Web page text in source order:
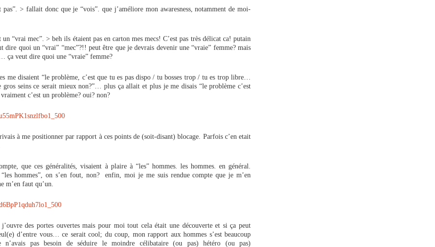
> fallait donc que je “vois”. que j’améliore mon awaresness, notamment de moi-
“vrai mec”. > beh ils étaient pas en carton mes mecs! C’est pas très délicat ca! putain
dire quoi un “vrai” “mec”?!! peut être que je devrais devenir une “vraie” femme? mais
ça veut dire quoi une “vraie” femme?
me disaient “le problème, c’est que tu es pas dispo / tu bosses trop / tu es trop libre…
gros seins ce serait mieux non?”… plus ça allait et plus je me disais “le problème c’est
c’est un problème? oui? non?
à me positionner par rapport à ces points de (soit-disant) blocage. Parfois c’en etait
que ces généralités, visaient à plaire à “les” hommes. les hommes. en général.
hommes”, on s’en fout, non? enfin, moi je me suis rendue compte que je m’en
m’en faut qu’un.
des portes ouvertes mais pour moi tout cela était une découverte et si ça peut
d’entre vous… ce serait cool; du coup, mon rapport aux hommes s’est beaucoup
pas besoin de séduire le moindre célibataire (ou pas) hétéro (ou pas)